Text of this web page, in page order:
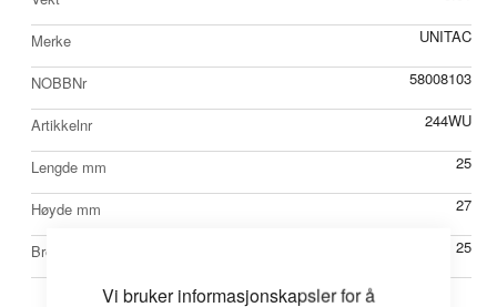
Vi bruker informasjonskapsler for å
informasjon
Merke UNITAC
NOBBNr 58008103
Artikkelnr 244WU
Lengde mm 25
Høyde mm 27
Bredde mm 25